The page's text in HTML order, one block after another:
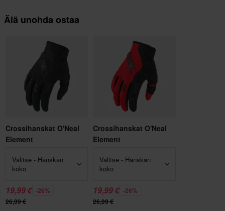
Älä unohda ostaa
Crossihanskat O'Neal
Element
Valitse - Hanskan
koko
19,99 € -26%
26,99 €
Crossihanskat O'Neal
Element
Valitse - Hanskan
koko
19,99 € -26%
26,99 €